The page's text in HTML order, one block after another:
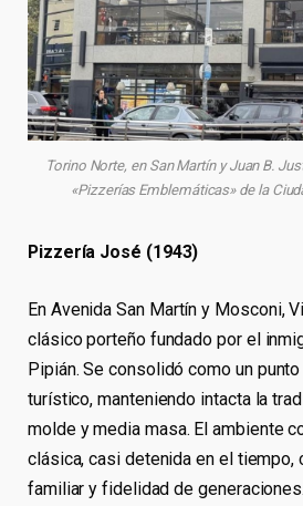
Torino Norte, en San Martín y Juan B.
«Pizzerías Emblemáticas» de la
Pizzería José (1943)
En Avenida San Martín y Mosconi,
clásico porteño fundado por el
Pipián. Se consolidó como un
turístico, manteniendo intacta la
molde y media masa. El ambiente
clásica, casi detenida en el tiempo,
familiar y fidelidad de